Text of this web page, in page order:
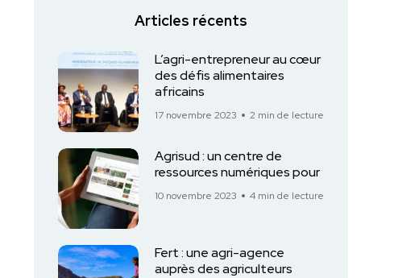
Articles récents
L’agri-entrepreneur au cœur
des défis alimentaires
africains
17 novembre 2023 2 min de lecture
Agrisud : un centre de
ressources numériques pour
10 novembre 2023 4 min de lecture
Fert : une agri-agence
auprès des agriculteurs